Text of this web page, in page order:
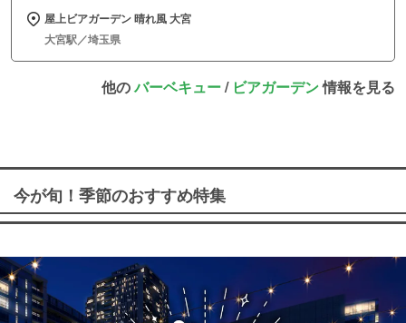
屋上ビアガーデン 晴れ風 大宮
大宮駅／埼玉県
他のバーベキュー/ ビアガーデン情報を見る
今が旬！季節のおすすめ特集